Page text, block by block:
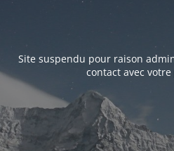
Site suspendu pour raison
contact avec